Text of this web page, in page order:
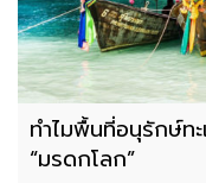
ทำไมพื้นที่อนุรักษ์ท
“มรดกโลก”